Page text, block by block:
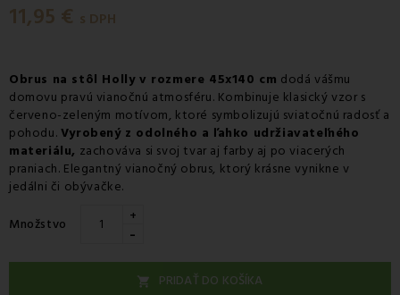
Utorok 11.08
Utorok 11.08-Osobný odber v odbernom mieste GLS
Streda 12.08-Packeta doručenie kuriérom na adresu
11,95 € s DPH
Obrus na stôl Holly v rozmere 45x140 cm dodá vášmu
domovu pravú vianočnú atmosféru. Kombinuje klasický vzor s
červeno-zeleným motívom, ktoré symbolizujú sviatočnú radosť a
pohodu. Vyrobený z odolného a ľahko udržiavateľného
materiálu, zachováva si svoj tvar aj farby aj po viacerých
praniach. Elegantný vianočný obrus, ktorý krásne vynikne v
jedálni či obývačke.
Množstvo +
-
 PRIDAŤ DO KOŠÍKA